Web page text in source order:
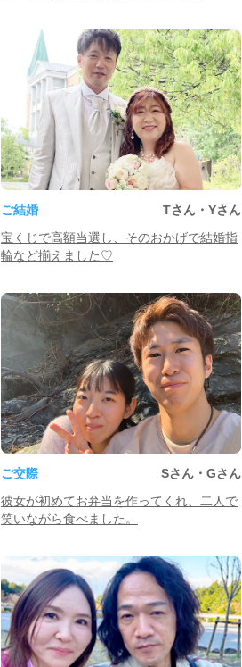
ご結婚
Tさん・Yさん
宝くじで高額当選し、そのおかげで結婚指
輪など揃えました♡
ご交際
Sさん・Gさん
彼女が初めてお弁当を作ってくれ、二人で
笑いながら食べました。